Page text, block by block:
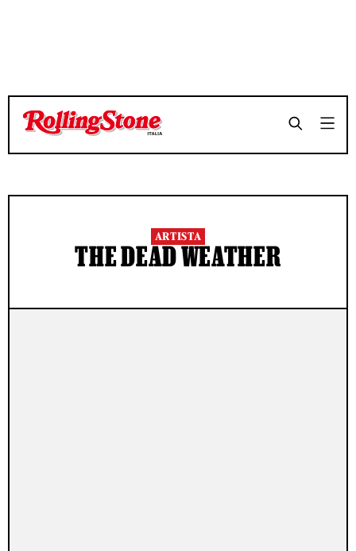
ARTISTA
THE DEAD WEATHER